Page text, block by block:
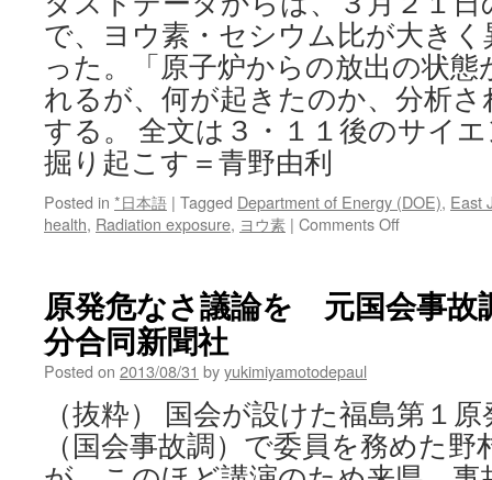
で、ヨウ素・セシウム比が大き
った。「原子炉からの放出の状
れるが、何が起きたのか、分析
する。 全文は３・１１後のサイ
掘り起こす＝青野由利
Posted in *日本語 | Tagged Department of Energy (DOE), East
health, Radiation exposure, ヨウ素 | Comments Offon
１
後
エ
ン
ス:
ヨ
原発危なさ議論を 元国会事故
分合同新聞社
Posted on 2013/08/31 byyukimiyamotodepaul
（抜粋） 国会が設けた福島第１
（国会事故調）で委員を務めた